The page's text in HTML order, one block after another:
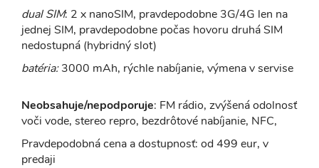
dual SIM: 2 x nanoSIM, pravdepodobne 3G/4G len na
jednej SIM, pravdepodobne počas hovoru druhá SIM
nedostupná (hybridný slot)
batéria:3000 mAh, rýchle nabíjanie, výmena v servise
Neobsahuje/nepodporuje: FM rádio, zvýšená odolnosť
voči vode, stereo repro, bezdrôtové nabíjanie, NFC,
Pravdepodobná cena a dostupnosť: od 499 eur, v
predaji